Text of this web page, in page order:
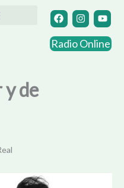
F
a
c
e
b
I
n
s
t
a
Y
o
u
t
u
Radio Online
y de